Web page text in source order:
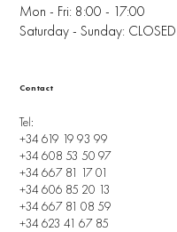
Mon - Fri: 8:00 - 17:00
Saturday - Sunday: CLOSED
Tel:
+34 619 19 93 99
+34 608 53 50 97
+34 667 81 17 01
+34 606 85 20 13
+34 667 81 08 59
+34 623 41 67 85
Contact